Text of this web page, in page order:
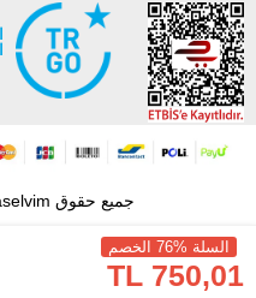
السلة %76 الخصم
750,01 TL
جميع حقوق Modaselvim محفوظة ©2026